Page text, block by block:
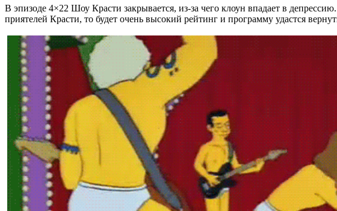
В эпизоде 4×22 Шоу Красти закрывается, из-за чего клоун впадает в
приятелей Красти, то будет очень высокий рейтинг и программу удастся